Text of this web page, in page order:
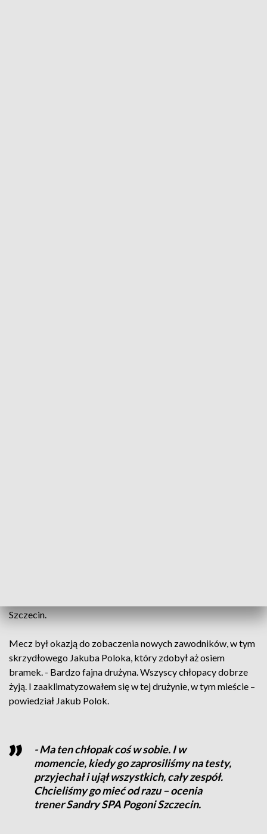
Szczecin.
Mecz był okazją do zobaczenia nowych zawodników, w tym
skrzydłowego Jakuba Poloka, który zdobył aż osiem
bramek. - Bardzo fajna drużyna. Wszyscy chłopacy dobrze
żyją. I zaaklimatyzowałem się w tej drużynie, w tym mieście –
powiedział Jakub Polok.
- Ma ten chłopak coś w sobie. I w
momencie, kiedy go zaprosiliśmy na testy,
przyjechał i ujął wszystkich, cały zespół.
Chcieliśmy go mieć od razu – ocenia
trener Sandry SPA Pogoni Szczecin.